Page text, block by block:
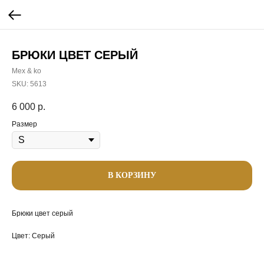
БРЮКИ ЦВЕТ СЕРЫЙ
Mex & ko
SKU: 5613
6 000 р.
Размер
В КОРЗИНУ
Брюки цвет серый
Цвет: Серый